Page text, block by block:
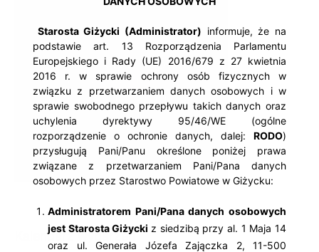
Kalendarz wydarzeń
Starosta Giżycki (Administrator) informuje, że na
podstawie art. 13 Rozporządzenia Parlamentu
Europejskiego i Rady (UE) 2016/679 z 27 kwietnia
2016 r. w sprawie ochrony osób fizycznych w
związku z przetwarzaniem danych osobowych i w
sprawie swobodnego przepływu takich danych oraz
uchylenia dyrektywy 95/46/WE (ogólne
rozporządzenie o ochronie danych, dalej: RODO)
przysługują Pani/Panu określone poniżej prawa
związane z przetwarzaniem Pani/Pana danych
osobowych przez Starostwo Powiatowe w Giżycku:
Administratorem Pani/Pana danych osobowych
jest Starosta Giżycki z siedzibą przy al. 1 Maja 14
oraz ul. Generała Józefa Zajączka 2, 11-500